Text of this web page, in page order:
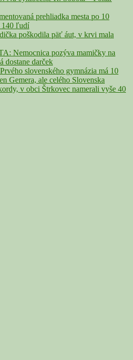
prehliadka mesta po 10
140 ľudí
poškodila päť áut, v krvi mala
Nemocnica pozýva mamičky na
dostane darček
slovenského gymnázia má 10
Gemera, ale celého Slovenska
v obci Štrkovec namerali vyše 40